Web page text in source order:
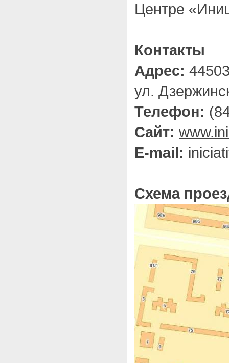
Центре
Контакты
Адрес:
ул.
Телефон:
Сайт:
E-mail:
Схема